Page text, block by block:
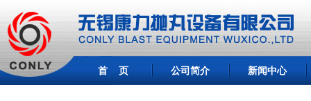
首 页 公司简介 新闻中心